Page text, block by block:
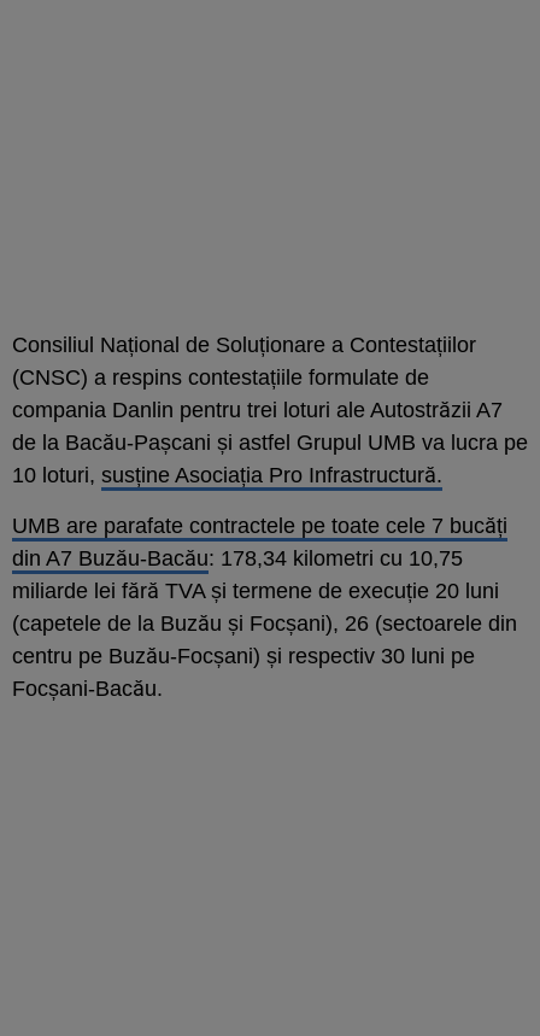
Consiliul Național de Soluționare a Contestațiilor
(CNSC) a respins contestațiile formulate de
compania Danlin pentru trei loturi ale Autostrăzii A7
de la Bacău-Pașcani și astfel Grupul UMB va lucra pe
10 loturi, susține Asociația Pro Infrastructură.
UMB are parafate contractele pe toate cele 7 bucăți
din A7 Buzău-Bacău: 178,34 kilometri cu 10,75
miliarde lei fără TVA și termene de execuție 20 luni
(capetele de la Buzău și Focșani), 26 (sectoarele din
centru pe Buzău-Focșani) și respectiv 30 luni pe
Focșani-Bacău.